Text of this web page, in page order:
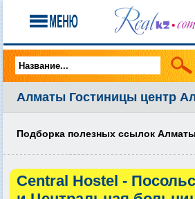
Алматы Гостиницы центр
Подборка полезных ссылок Алматы
Central Hostel -